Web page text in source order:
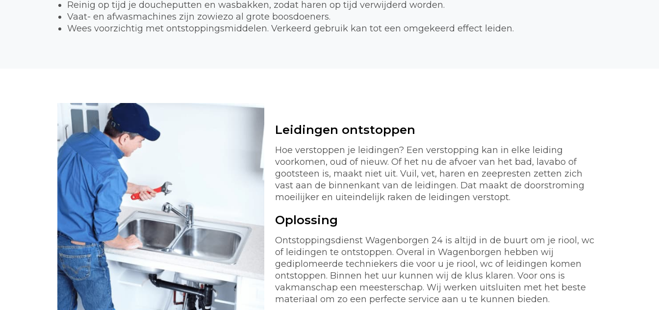
Reinig op tijd je doucheputten en wasbakken, zodat haren op tijd verwijderd worden.
Vaat- en afwasmachines zijn zowiezo al grote boosdoeners.
Wees voorzichtig met ontstoppingsmiddelen. Verkeerd gebruik kan tot een omgekeerd effect leiden.
Leidingen ontstoppen
Hoe verstoppen je leidingen? Een verstopping kan in elke leiding
voorkomen, oud of nieuw. Of het nu de afvoer van het bad, lavabo of
gootsteen is, maakt niet uit. Vuil, vet, haren en zeepresten zetten zich
vast aan de binnenkant van de leidingen. Dat maakt de doorstroming
moeilijker en uiteindelijk raken de leidingen verstopt.
Oplossing
Ontstoppingsdienst Wagenborgen 24 is altijd in de buurt om je riool, wc
of leidingen te ontstoppen. Overal in Wagenborgen hebben wij
gediplomeerde techniekers die voor u je riool, wc of leidingen komen
ontstoppen. Binnen het uur kunnen wij de klus klaren. Voor ons is
vakmanschap een meesterschap. Wij werken uitsluiten met het beste
materiaal om zo een perfecte service aan u te kunnen bieden.